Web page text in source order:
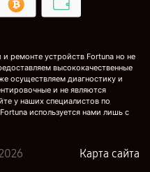
ремонте устройств Fortuna но не
высококачественные
осуществляем диагностику и
и не являются
у наших специалистов по
используется нами лишь с
Карта сайта